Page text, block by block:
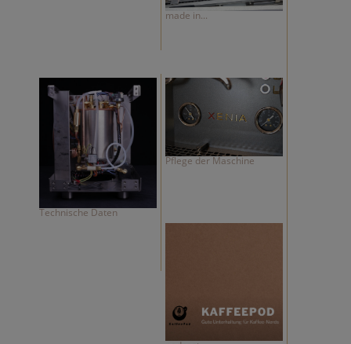
made in...
Technische Daten
Pflege der Maschine